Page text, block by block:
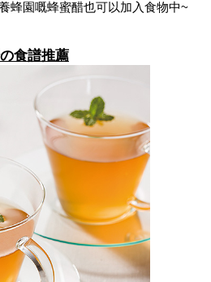
蜂園嘅蜂蜜醋也可以加入食物中~
食譜推薦